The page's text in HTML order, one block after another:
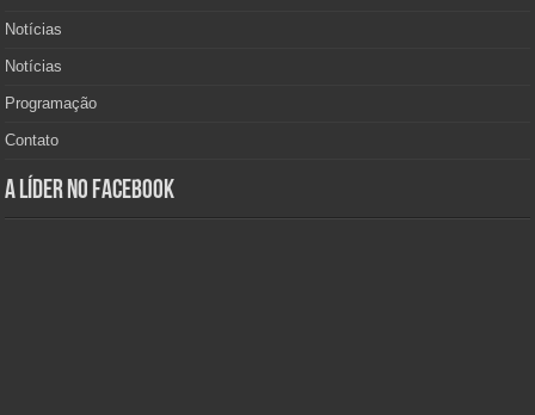
Notícias
Notícias
Programação
Contato
A Líder no Facebook